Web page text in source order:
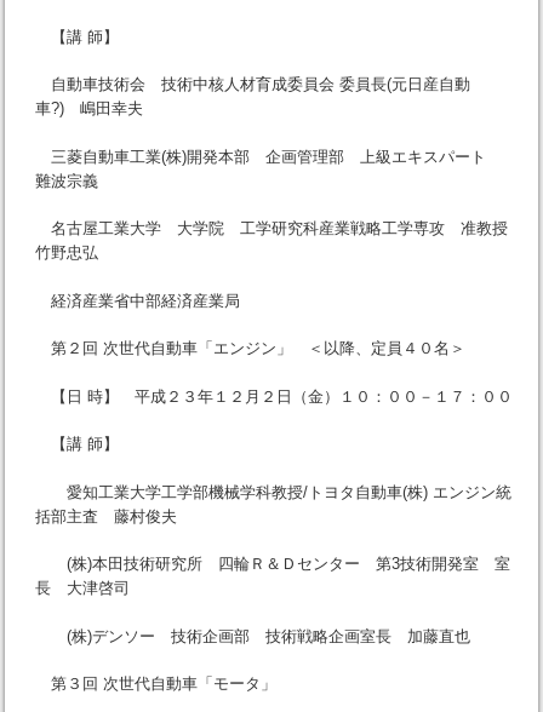
【講 師】
自動車技術会 技術中核人材育成委員会 委員長(元日産自動
車?) 嶋田幸夫
三菱自動車工業(株)開発本部 企画管理部 上級エキスパート
難波宗義
名古屋工業大学 大学院 工学研究科産業戦略工学専攻 准教授
竹野忠弘
経済産業省中部経済産業局
第２回 次世代自動車「エンジン」 ＜以降、定員４０名＞
【日 時】 平成２３年１２月２日（金）１０：００－１７：００
【講 師】
愛知工業大学工学部機械学科教授/トヨタ自動車(株) エンジン統
括部主査 藤村俊夫
(株)本田技術研究所 四輪Ｒ＆Ｄセンター 第3技術開発室 室
長 大津啓司
(株)デンソー 技術企画部 技術戦略企画室長 加藤直也
第３回 次世代自動車「モータ」